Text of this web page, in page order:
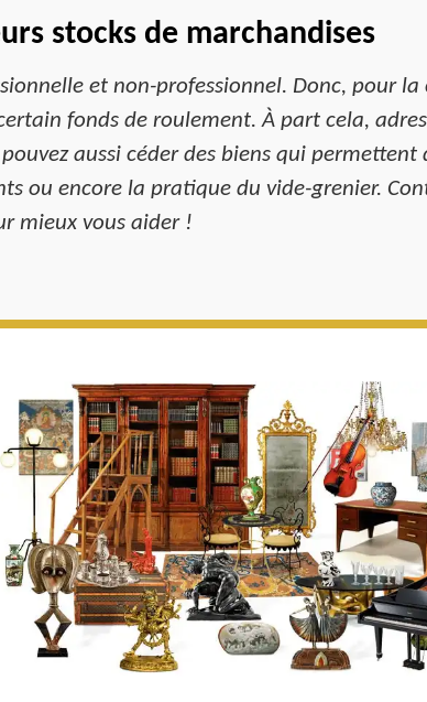
stocks de marchandises
et non-professionnel. Donc, pour
fonds de roulement. À part cela,
aussi céder des biens qui permettent
ou encore la pratique du vide-grenier.
mieux vous aider !